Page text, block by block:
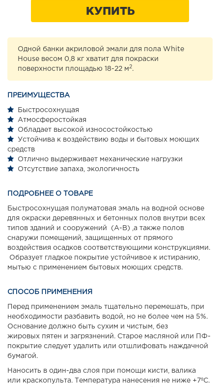
КУПИТЬ
Одной банки акриловой эмали для пола White
House весом 0,8 кг хватит для покраски
поверхности площадью 18-22 м 2.
ПРЕИМУЩЕСТВА
Быстросохнущая
Атмосферостойкая
Обладает высокой износостойкостью
Устойчива к воздействию воды и бытовых моющих
средств
Отлично выдерживает механические нагрузки
Отсутствие запаха, экологичность
ПОДРОБНЕЕ О ТОВАРЕ
Быстросохнущая полуматовая эмаль на водной основе
для окраски деревянных и бетонных полов внутри всех
типов зданий и сооружений (А-В) ,а также полов
снаружи помещений, защищенных от прямого
воздействия осадков соответствующими конструкциями.
Образует гладкое покрытие устойчивое к истиранию,
мытью с применением бытовых моющих средств.
СПОСОБ ПРИМЕНЕНИЯ
Перед применением эмаль тщательно перемешать, при
необходимости разбавить водой, но не более чем на 5%.
Основание должно быть сухим и чистым, без
жировых пятен и загрязнений. Старое масляной или ПФ-
покрытие следует удалить или отшлифовать наждачной
бумагой.
Наносить в один-два слоя при помощи кисти, валика
или краскопульта. Температура нанесения не ниже +7ºС.